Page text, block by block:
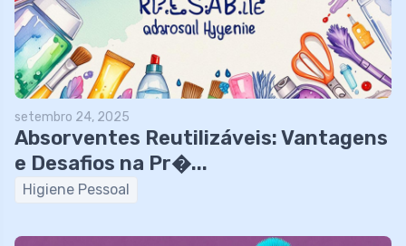
setembro 24, 2025
Absorventes Reutilizáveis: Vantagens
e Desafios na Pr�...
Higiene Pessoal